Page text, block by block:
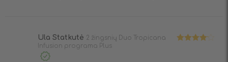
Ula Statkutė 2 žingsnių Duo Tropicana
Infusion programa Plus